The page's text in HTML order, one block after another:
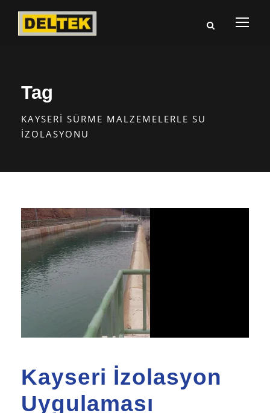
Tag
KAYSERI SÜRME MALZEMELERLE SU
İZOLASYONU
Kayseri İzolasyon
Uygulaması